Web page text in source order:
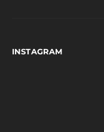
INSTAGRAM